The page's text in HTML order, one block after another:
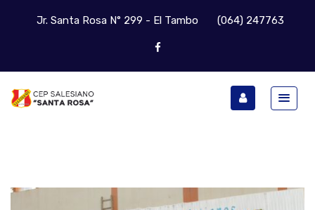
Jr. Santa Rosa N° 299 - El Tambo (064) 247763